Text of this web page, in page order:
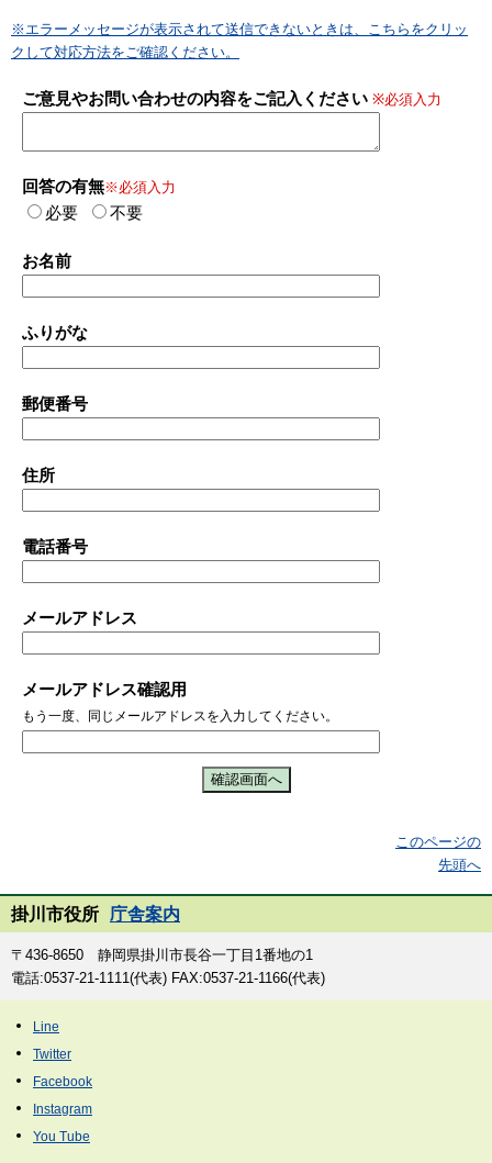
※エラーメッセージが表示されて送信できないときは、こちらをクリッ
クして対応方法をご確認ください。
ご意見やお問い合わせの内容をご記入ください ※必須入力
回答の有無※必須入力
必要 不要
お名前
ふりがな
郵便番号
住所
電話番号
メールアドレス
メールアドレス確認用
もう一度、同じメールアドレスを入力してください。
このページの
先頭へ
掛川市役所 庁舎案内
〒436-8650 静岡県掛川市長谷一丁目1番地の1
電話:0537-21-1111(代表) FAX:0537-21-1166(代表)